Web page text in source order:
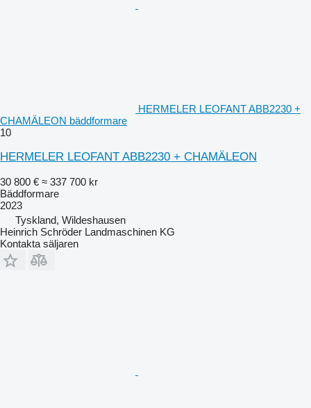
HERMELER LEOFANT ABB2230 +
CHAMÄLEON bäddformare
10
HERMELER LEOFANT ABB2230 + CHAMÄLEON
30 800 € ≈ 337 700 kr
Bäddformare
2023
Tyskland, Wildeshausen
Heinrich Schröder Landmaschinen KG
Kontakta säljaren